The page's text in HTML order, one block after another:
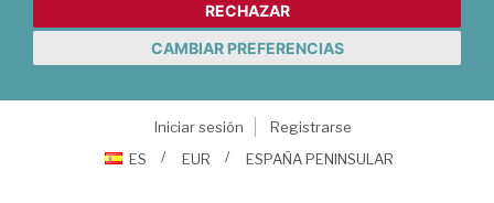
RECHAZAR
CAMBIAR PREFERENCIAS
Iniciar sesión
Registrarse
ES
EUR ESPAÑA PENINSULAR